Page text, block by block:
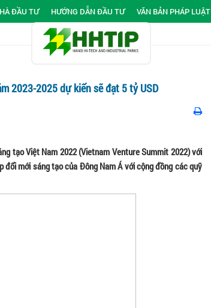
ĐẦU TƯ HƯỚNG DẪN ĐẦU TƯ VĂN BẢN PHÁP LUẬT
2023-2025 dự kiến sẽ đạt 5 tỷ USD
tạo Việt Nam 2022 (Vietnam Venture Summit 2022) với
mới sáng tạo của Đông Nam Á với cộng đồng các quỹ